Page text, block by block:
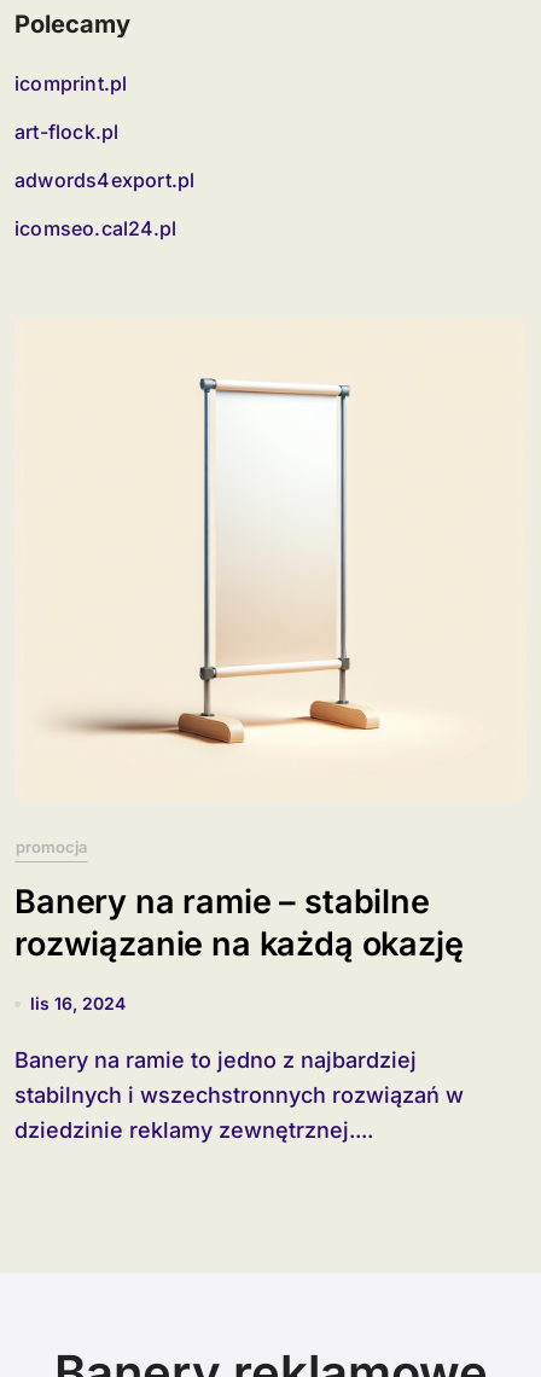
Polecamy
icomprint.pl
art-flock.pl
adwords4export.pl
icomseo.cal24.pl
promocja
Banery na ramie – stabilne
rozwiązanie na każdą okazję
lis 16, 2024
Banery na ramie to jedno z najbardziej
stabilnych i wszechstronnych rozwiązań w
dziedzinie reklamy zewnętrznej....